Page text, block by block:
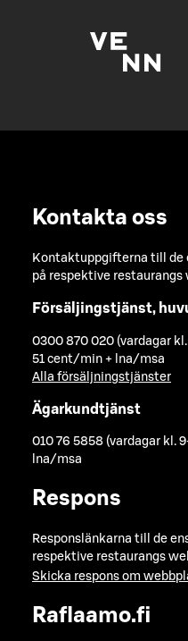
Kontakta oss
Kontaktuppgifterna till de
på respektive restaurangs
Försäljingstjänst,
0300 870 020 (vardagar
51 cent/min + lna/msa
Alla försäljningstjänster
Ägarkundtjänst
010 76 5858 (vardagar kl.
lna/msa
Respons
Responslänkarna till de
respektive restaurangs
Skicka respons om
Raflaamo.fi